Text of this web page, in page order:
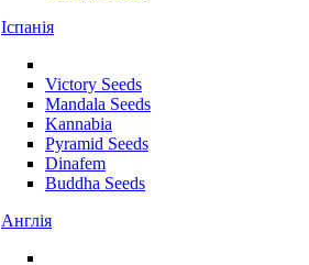
Іспанія
Victory Seeds
Mandala Seeds
Kannabia
Pyramid Seeds
Dinafem
Buddha Seeds
Англія